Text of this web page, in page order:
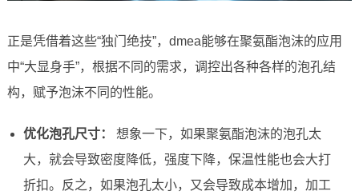
正是凭借着这些“独门绝技”，dmea能够在聚氨酯泡沫的应用
中“大显身手”，根据不同的需求，调控出各种各样的泡孔结
构，赋予泡沫不同的性能。
优化泡孔尺寸：
想象一下，如果聚氨酯泡沫的泡孔太
大，就会导致密度降低，强度下降，保温性能也会大打
折扣。反之，如果泡孔太小，又会导致成本增加，加工